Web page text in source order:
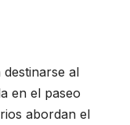
al
en el paseo
abordan el